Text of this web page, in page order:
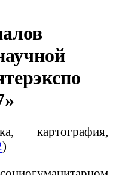
картография,
)